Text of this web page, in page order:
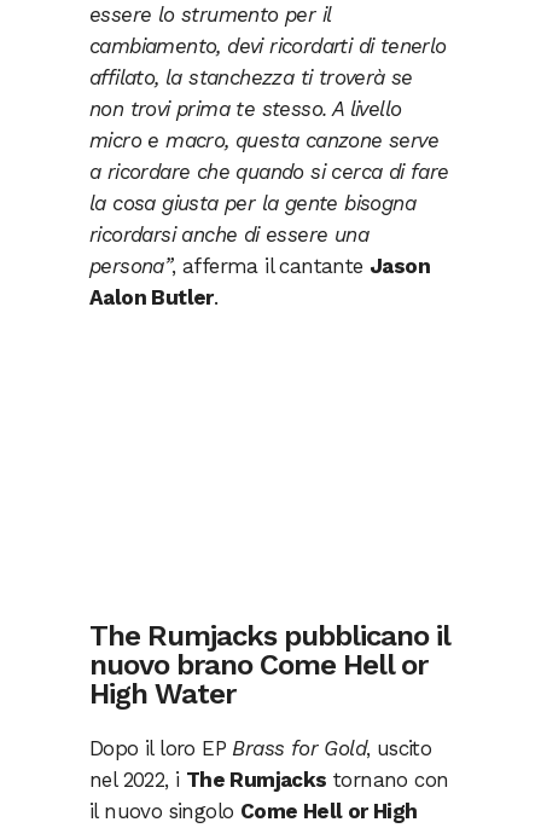
essere lo strumento per il
cambiamento, devi ricordarti di tenerlo
affilato, la stanchezza ti troverà se
non trovi prima te stesso. A livello
micro e macro, questa canzone serve
a ricordare che quando si cerca di fare
la cosa giusta per la gente bisogna
ricordarsi anche di essere una
persona”, afferma il cantante Jason
Aalon Butler.
The Rumjacks pubblicano il
nuovo brano Come Hell or
High Water
Dopo il loro EP Brass for Gold, uscito
nel 2022, i The Rumjacks tornano con
il nuovo singolo Come Hell or High